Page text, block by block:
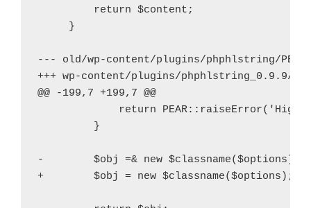
         return $content;
     }
--- old/wp-content/plugins/phphlstring/
+++ wp-content/plugins/phphlstring_0.9.9/
@@ -199,7 +199,7 @@
return
         }
-        $obj =& new $classname($options);
+        $obj = new $classname($options);
メタ情報
コメントフィード